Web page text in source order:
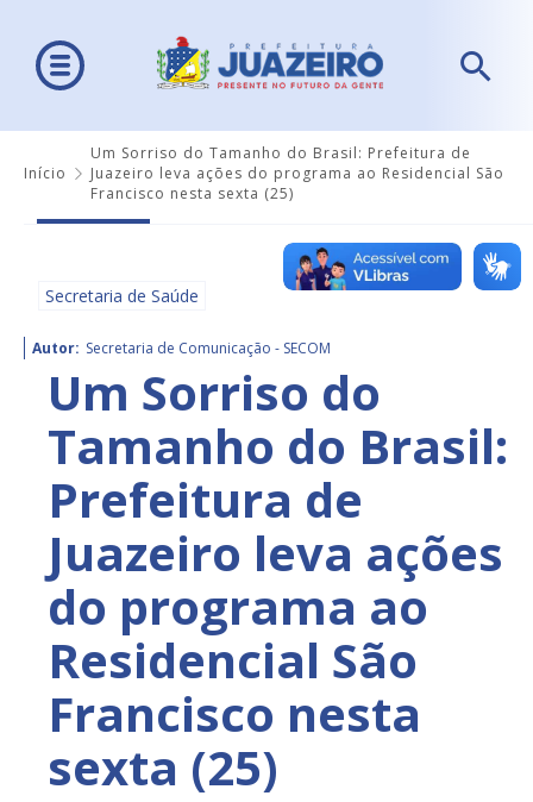
Início
Um Sorriso do Tamanho do Brasil: Prefeitura de
Juazeiro leva ações do programa ao Residencial São
Francisco nesta sexta (25)
Secretaria de Saúde
Autor: Secretaria de Comunicação - SECOM
Um Sorriso do
Tamanho do Brasil:
Prefeitura de
Juazeiro leva ações
do programa ao
Residencial São
Francisco nesta
sexta (25)